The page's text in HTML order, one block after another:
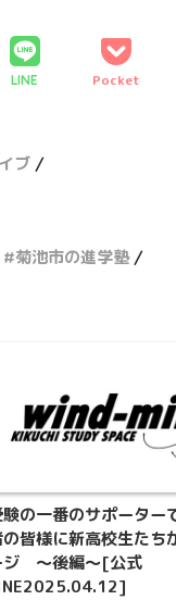
LINE Pocket
ブ
菊池市の進学塾
験の一番のサポーター
の皆様に新高校生たち
ジ ～後編～[公式